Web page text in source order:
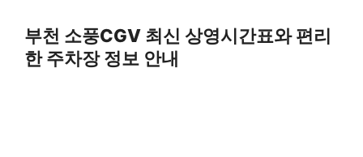
content
부천 소풍CGV 최신 상영시간표와 편리
한 주차장 정보 안내